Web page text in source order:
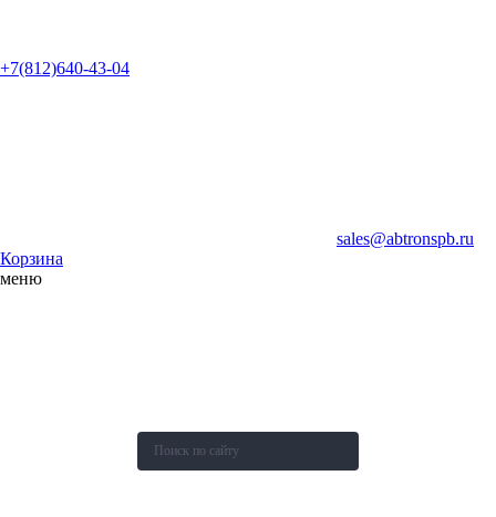
+7(812)640-43-04
sales@abtronspb.ru
Корзина
меню